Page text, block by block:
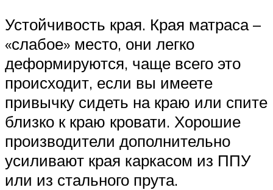
Устойчивость края. Края матраса –
«слабое» место, они легко
деформируются, чаще всего это
происходит, если вы имеете
привычку сидеть на краю или спите
близко к краю кровати. Хорошие
производители дополнительно
усиливают края каркасом из ППУ
или из стального прута.